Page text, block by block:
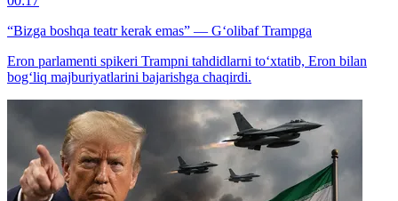
“Bizga boshqa teatr kerak emas” — G‘olibaf Trampga
Eron parlamenti spikeri Trampni tahdidlarni to‘xtatib, Eron bilan
bog‘liq majburiyatlarini bajarishga chaqirdi.